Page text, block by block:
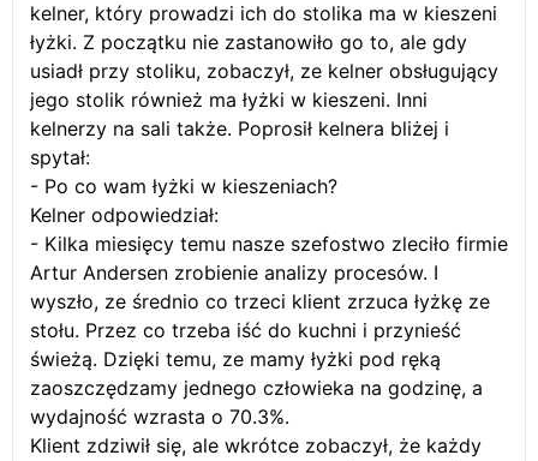
kelner, który prowadzi ich do stolika ma w kieszeni
łyżki. Z początku nie zastanowiło go to, ale gdy
usiadł przy stoliku, zobaczył, ze kelner obsługujący
jego stolik również ma łyżki w kieszeni. Inni
kelnerzy na sali także. Poprosił kelnera bliżej i
spytał:
- Po co wam łyżki w kieszeniach?
Kelner odpowiedział:
- Kilka miesięcy temu nasze szefostwo zleciło firmie
Artur Andersen zrobienie analizy procesów. I
wyszło, ze średnio co trzeci klient zrzuca łyżkę ze
stołu. Przez co trzeba iść do kuchni i przynieść
świeżą. Dzięki temu, ze mamy łyżki pod ręką
zaoszczędzamy jednego człowieka na godzinę, a
wydajność wzrasta o 70.3%.
Klient zdziwił się, ale wkrótce zobaczył, że każdy